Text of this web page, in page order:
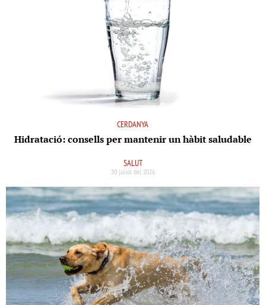
CERDANYA
Hidratació: consells per mantenir un hàbit saludable
SALUT
30 juliol del 2026